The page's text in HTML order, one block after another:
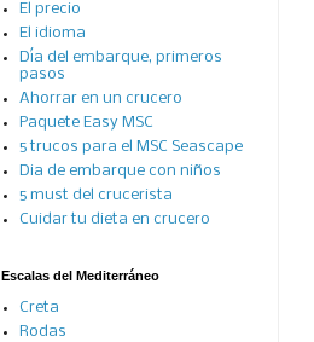
El precio
El idioma
Día del embarque, primeros
pasos
Ahorrar en un crucero
Paquete Easy MSC
5 trucos para el MSC Seascape
Dia de embarque con niños
5 must del crucerista
Cuidar tu dieta en crucero
Escalas del Mediterráneo
Creta
Rodas